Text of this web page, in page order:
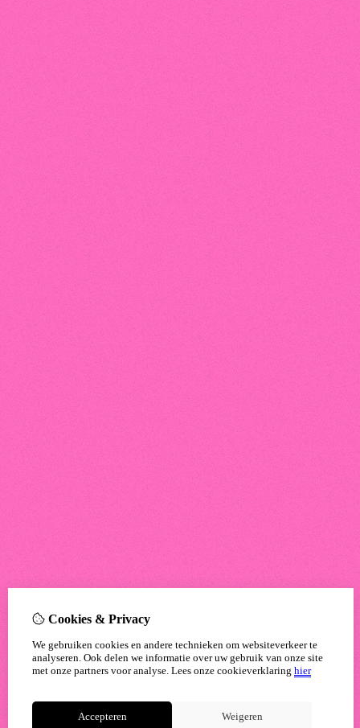
Cookies & Privacy
We gebruiken cookies en andere technieken om websiteverkeer te
analyseren. Ook delen we informatie over uw gebruik van onze site
met onze partners voor analyse. Lees onze cookieverklaring hier
Accepteren Weigeren